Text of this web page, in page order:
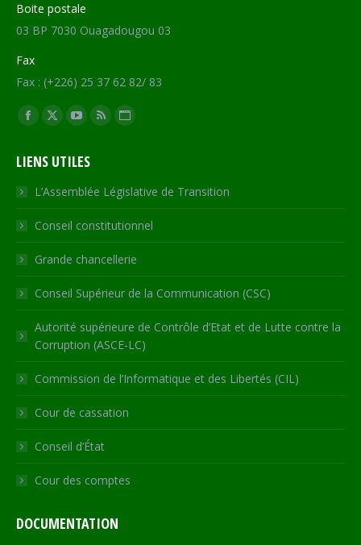
Boite postale
03 BP 7030 Ouagadougou 03
Fax
Fax : (+226) 25 37 62 82/ 83
Trouvez nous sur :
Facebook
opens
in
new
window
X
opens
in
new
window
YouTube
opens
in
new
window
RSS
in
new
window
Site
opens
in
new
LIENS UTILES
L’Assemblée Législative de Transition
Conseil constitutionnel
Grande chancellerie
Conseil Supérieur de la Communication (CSC)
Autorité supérieure de Contrôle d’Etat et de Lutte contre la
Corruption (ASCE-LC)
Commission de l’Informatique et des Libertés (CIL)
Cour de cassation
Conseil d’État
Cour des comptes
DOCUMENTATION